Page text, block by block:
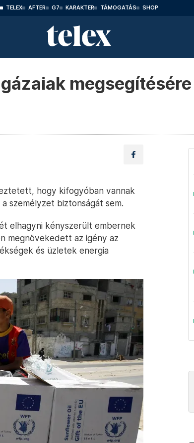
TELEX AFTER G7 KARAKTER TÁMOGATÁS SHOP
hogy kifogyóban vannak
személyzet biztonságát sem.
elhagyni kényszerült embernek
megnövekedett az igény az
és üzletek energia